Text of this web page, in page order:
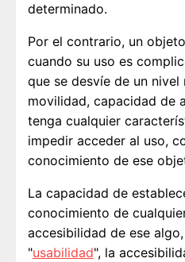
determinado.
Por el contrario, un
cuando su uso es
que se desvíe de un
movilidad, capacidad de
tenga cualquier
impedir acceder al uso,
conocimiento de ese
La capacidad de
conocimiento de
accesibilidad de ese
"usabilidad", la